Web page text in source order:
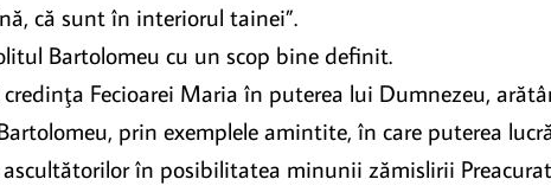
că sunt în interiorul tainei”.
Bartolomeu cu un scop bine definit.
Fecioarei Maria în puterea lui Dumnezeu,
prin exemplele amintite, în care puterea
în posibilitatea minunii zămislirii